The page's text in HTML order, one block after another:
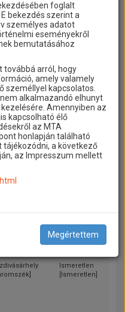
foglalt
bekezdés szerint a
személyes adatot
eseményekről
bemutatásához
arról, hogy
amely valamely
személlyel kapcsolatos.
alkalmazandó elhunyt
Amennyiben az
kapcsolható élő
az MTA
honlapján található
tájékozódni, a következő
az Impresszum mellett
Megértettem
Naszód]
Budapest (Nyugati
pályaudvar)
[Csík] Budapest
[Torda-
Budapest
[Kolozs]
Budapest (Nyugati
pályaudvar)
Ismeretlen
[Kolozs]
Erzsébetfalva
Kiskun]
Budapest
Ismeretlen
[Ismeretlen]